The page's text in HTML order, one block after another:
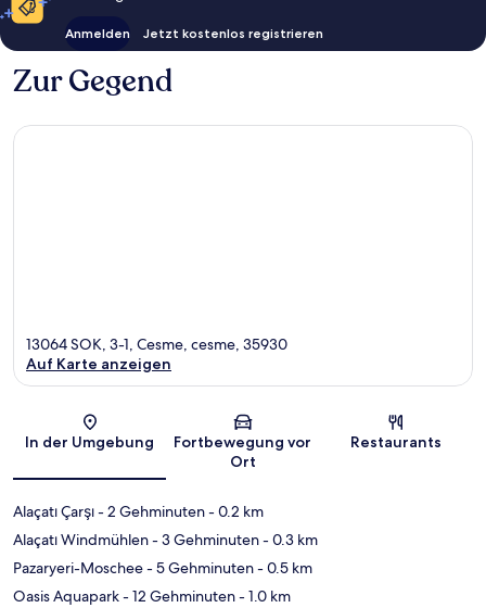
Anmelden Jetzt kostenlos registrieren
Zur Gegend
Karte
13064 SOK, 3-1, Cesme, cesme, 35930
Auf Karte anzeigen
In der Umgebung
Fortbewegung vor
Ort
Restaurants
Alaçatı Çarşı- 2 Gehminuten- 0.2 km
Alaçatı Windmühlen- 3 Gehminuten- 0.3 km
Pazaryeri-Moschee- 5 Gehminuten- 0.5 km
Oasis Aquapark- 12 Gehminuten- 1.0 km